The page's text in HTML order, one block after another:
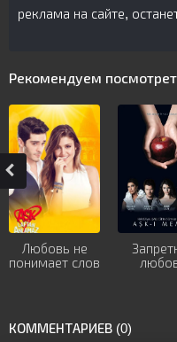
реклама на сайте,
Рекомендуем
Любовь не
понимает слов
КОММЕНТАРИЕВ (0)